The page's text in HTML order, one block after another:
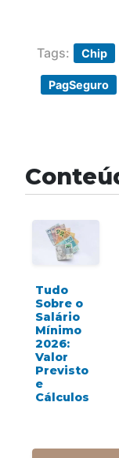
Tags: Chip
PagSeguro
Tudo
Sobre o
Salário
Mínimo
2026:
Valor
Previsto
e
Cálculos